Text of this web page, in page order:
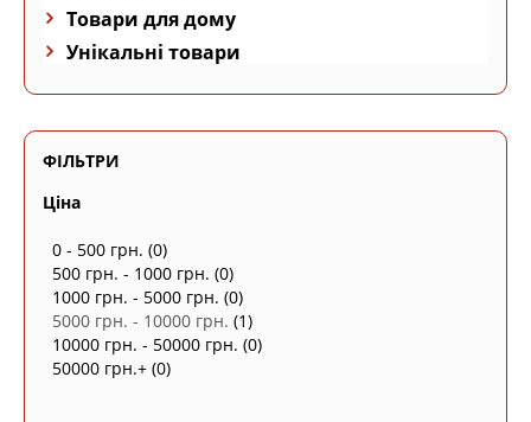
Товари для дому
Унікальні товари
ФІЛЬТРИ
Ціна
0 - 500 грн. (0)
500 грн. - 1000 грн. (0)
1000 грн. - 5000 грн. (0)
5000 грн. - 10000 грн. (1)
10000 грн. - 50000 грн. (0)
50000 грн.+ (0)